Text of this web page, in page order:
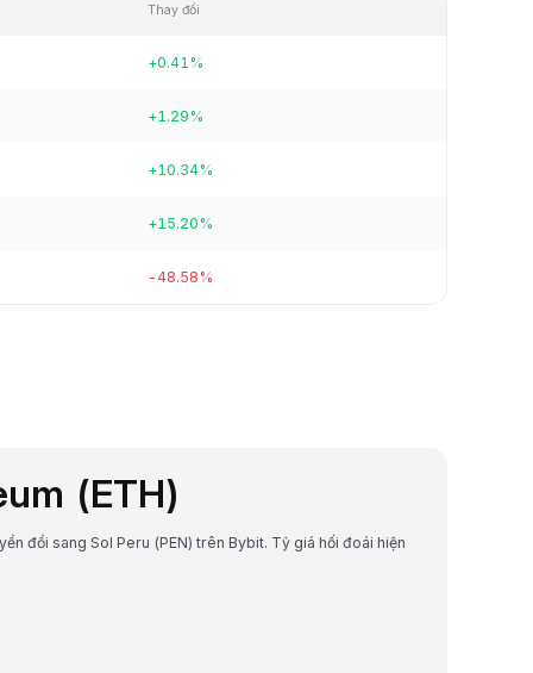
Thay đổi
+0.41%
+1.29%
+10.34%
+15.20%
-48.58%
(ETH)
đổi sang Sol Peru (PEN) trên Bybit. Tỷ giá hối đoái hiện